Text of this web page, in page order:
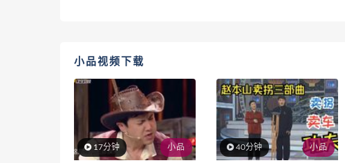
小品视频下载
17分钟 小品 40分钟 小品